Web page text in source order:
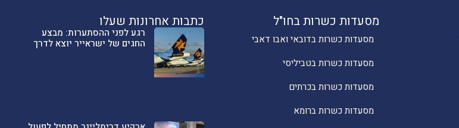
כתבות אחרונות שעלו
רגע לפני ההסתערות: מבצע
החגים של ישראייר יוצא לדרך
מסעדות כשרות בחו"ל
מסעדות כשרות בדובאי ואבו דאבי
מסעדות כשרות בטביליסי
מסעדות כשרות בכרתים
מסעדות כשרות ברומא